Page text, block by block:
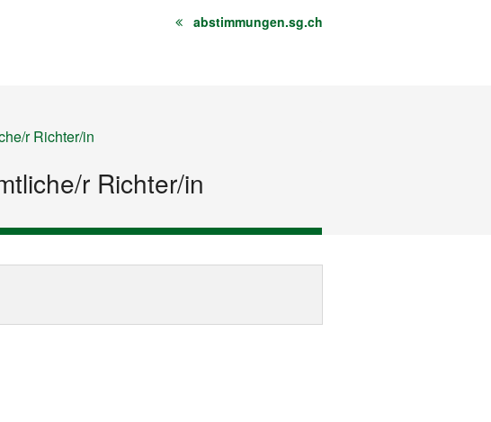
abstimmungen.sg.ch
r Richter/in
r Richter/in